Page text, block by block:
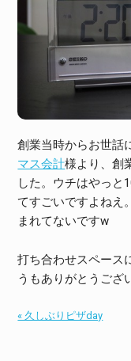
創業当時からお世話
マス会計様より、創
した。ウチはやっと
てすごいですよねえ
まれてないですw
打ち合わせスペース
うもありがとうござ
« 久しぶりピザday